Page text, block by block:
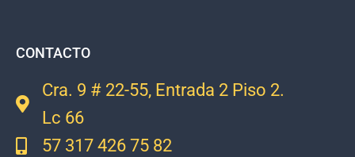
CONTACTO
Cra. 9 # 22-55, Entrada 2 Piso 2.
Lc 66
57 317 426 75 82